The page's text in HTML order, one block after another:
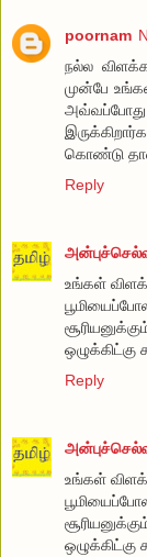
poornam
நல்ல
முன்பே
கொண்டு
Reply
உங்கள்
ஒழுக்கிட்கு
Reply
உங்கள்
ஒழுக்கிட்கு